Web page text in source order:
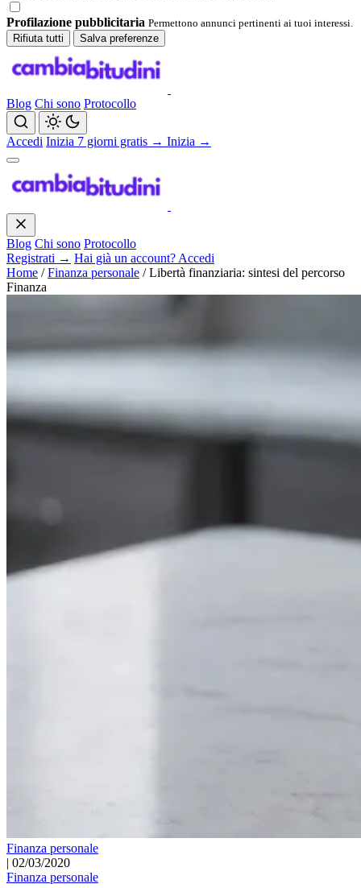
Profilazione pubblicitaria Permettono annunci pertinenti ai tuoi interessi.
Rifiuta tutti
Salva preferenze
Blog Chi sono Protocollo
Accedi Inizia 7 giorni gratis → Inizia →
Blog Chi sono Protocollo
Registrati → Hai già un account? Accedi
Home / Finanza personale / Libertà finanziaria: sintesi del percorso
Finanza
Finanza personale
| 02/03/2020
Finanza personale